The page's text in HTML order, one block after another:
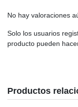
No hay valoraciones
Solo los usuarios
producto pueden
Productos